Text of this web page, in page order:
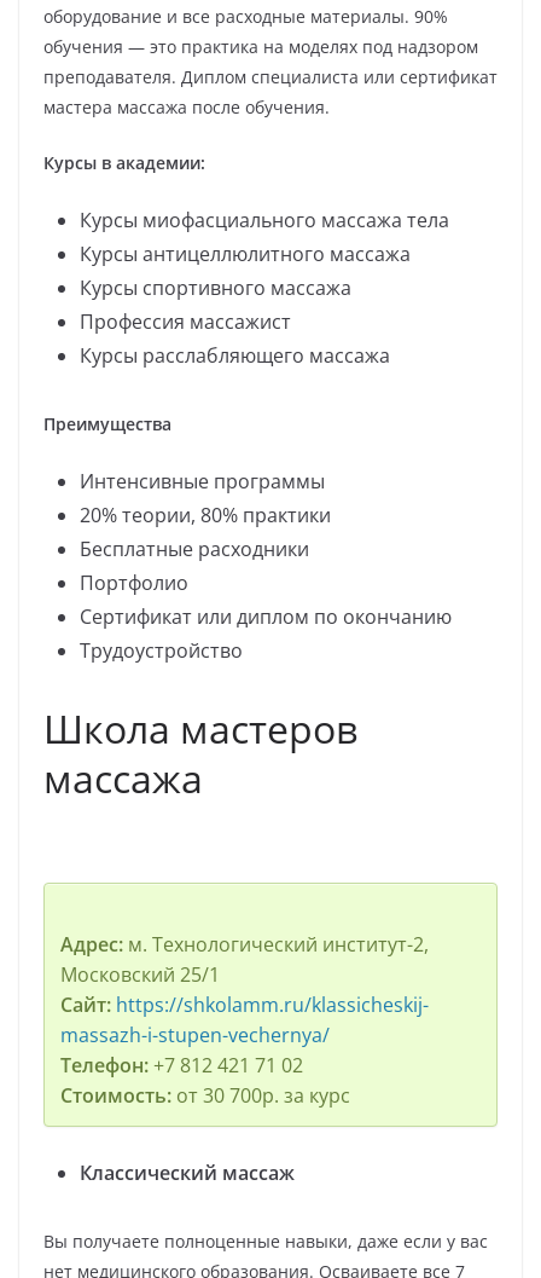
оборудование и все расходные материалы. 90%
обучения — это практика на моделях под надзором
преподавателя. Диплом специалиста или сертификат
мастера массажа после обучения.
Курсы в академии:
Курсы миофасциального массажа тела
Курсы антицеллюлитного массажа
Курсы спортивного массажа
Профессия массажист
Курсы расслабляющего массажа
Преимущества
Интенсивные программы
20% теории, 80% практики
Бесплатные расходники
Портфолио
Сертификат или диплом по окончанию
Трудоустройство
Школа мастеров
массажа
Адрес:м. Технологический институт-2,
Московский 25/1
Сайт: https://shkolamm.ru/klassicheskij-
massazh-i-stupen-vechernya/
Телефон:+7 812 421 71 02
Стоимость:от 30 700р. за курс
Классический массаж
Вы получаете полноценные навыки, даже если у вас
нет медицинского образования. Осваиваете все 7